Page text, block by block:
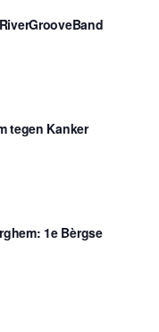
tegen Kanker
1e Bèrgse